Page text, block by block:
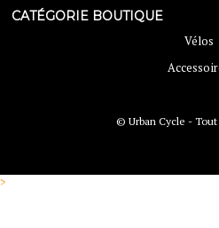
CATÉGORIE BOUTIQUE
Vélos
© Urban Cycle -
>